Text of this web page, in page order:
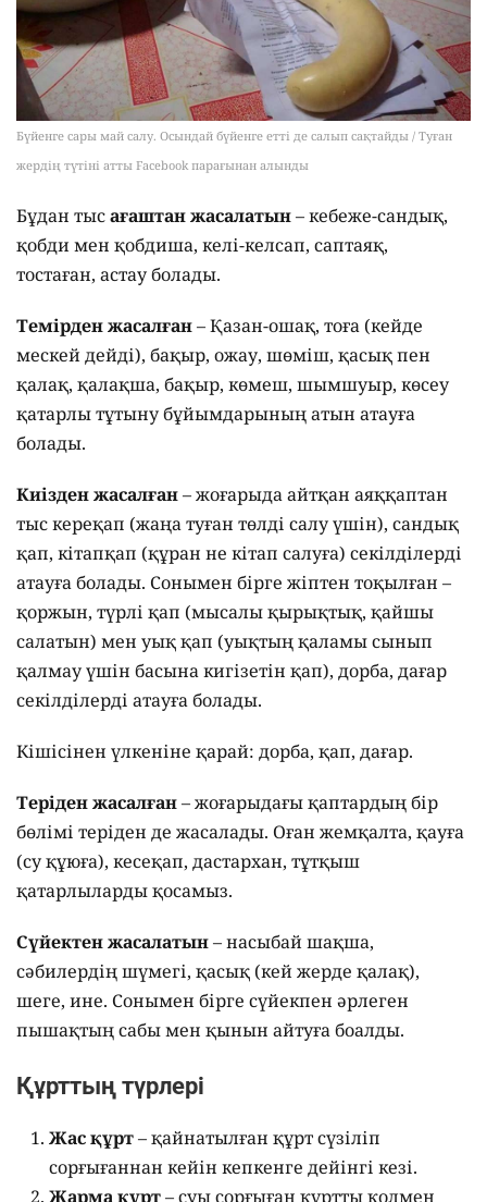
Бүйенге сары май салу. Осындай бүйенге етті де салып сақтайды / Туған
жердің түтіні атты Facebook парағынан алынды
Бұдан тысағаштан жасалатын– кебеже-сандық,
қобди мен қобдиша, келі-келсап, саптаяқ,
тостаған, астау болады.
Темірден жасалған– Қазан-ошақ, тоға (кейде
мескей дейді), бақыр, ожау, шөміш, қасық пен
қалақ, қалақша, бақыр, көмеш, шымшуыр, көсеу
қатарлы тұтыну бұйымдарының атын атауға
болады.
Киізден жасалған– жоғарыда айтқан аяққаптан
тыс кереқап (жаңа туған төлді салу үшін), сандық
қап, кітапқап (құран не кітап салуға) секілділерді
атауға болады. Сонымен бірге жіптен тоқылған –
қоржын, түрлі қап (мысалы қырықтық, қайшы
салатын) мен уық қап (уықтың қаламы сынып
қалмау үшін басына кигізетін қап), дорба, дағар
секілділерді атауға болады.
Кішісінен үлкеніне қарай: дорба, қап, дағар.
Теріден жасалған– жоғарыдағы қаптардың бір
бөлімі теріден де жасалады. Оған жемқалта, қауға
(су құюға), кесеқап, дастархан, тұтқыш
қатарлыларды қосамыз.
Сүйектен жасалатын– насыбай шақша,
сәбилердің шүмегі, қасық (кей жерде қалақ),
шеге, ине. Сонымен бірге сүйекпен әрлеген
пышақтың сабы мен қынын айтуға боалды.
Құрттың түрлері
Жас құрт– қайнатылған құрт сүзіліп
сорғығаннан кейін кепкенге дейінгі кезі.
Жарма құрт– суы сорғыған құртты қолмен